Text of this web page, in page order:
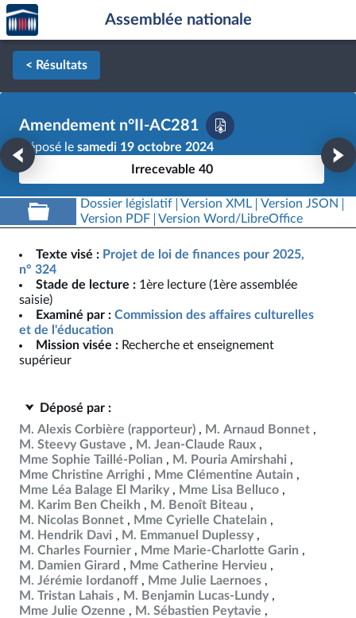
Aller au contenu
Aller en bas de la page
Accèder
à la
page
d'accueil
Assemblée nationale
< Résultats
Amendement n°II-AC281
Déposé le samedi 19 octobre 2024
Irrecevable 40
Dossier législatif Version XML
Version JSON
Version PDF
Version Word/LibreOffice
Texte visé : Projet de loi de finances pour 2025,
n° 324
Stade de lecture : 1ère lecture (1ère assemblée
saisie)
Examiné par : Commission des affaires culturelles
et de l'éducation
Mission visée : Recherche et enseignement
supérieur
Déposé par :
M. Alexis Corbière (rapporteur)
M. Arnaud Bonnet
M. Steevy Gustave
M. Jean-Claude Raux
Mme Sophie Taillé-Polian
M. Pouria Amirshahi
Mme Christine Arrighi
Mme Clémentine Autain
Mme Léa Balage El Mariky
Mme Lisa Belluco
M. Karim Ben Cheikh
M. Benoît Biteau
M. Nicolas Bonnet
Mme Cyrielle Chatelain
M. Hendrik Davi
M. Emmanuel Duplessy
M. Charles Fournier
Mme Marie-Charlotte Garin
M. Damien Girard
Mme Catherine Hervieu
M. Jérémie Iordanoff
Mme Julie Laernoes
M. Tristan Lahais
M. Benjamin Lucas-Lundy
Mme Julie Ozenne
M. Sébastien Peytavie